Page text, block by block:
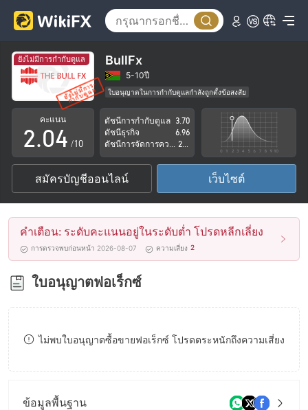
ยังไม่มีการกำกับดูแล BullFx
5-10ปี
ใบอนุญาตในการกำกับดูแลกำลังถูกตั้งข้อสงสัย
กลุ่มธุรกิจที่ต้องสงสัย
ระวังความเสี่ยงอันตรายที่อาจจะซ่อนอยู่
คะแนน
0
1
2
3
4
5
6
7
8
9
.0
1
2
3
4
5
6
7
0
1
2
3
4
5
6
7
8
9
/10
ดัชนีการกำกับดูแล 3.70
ดัชนีธุรกิจ
6.96
สมัครบัญชีออนไลน์ เว็บไซต์
คำเตือน: ระดับคะแนนอยู่ในระดับต่ำ โปรดหลีกเลี่ยง
การตรวจพบก่อนหน้า 2026-08-07 ความเสี่ยง 2
ใบอนุญาตฟอเร็กซ์
ไม่พบใบอนุญาตซื้อขายฟอเร็กซ์ โปรดตระหนักถึงความเสี่ยง
ข้อมูลพื้นฐาน